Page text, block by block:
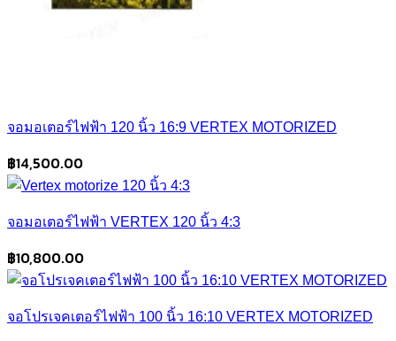
จอมอเตอร์ไฟฟ้า 120 นิ้ว 16:9 VERTEX MOTORIZED
฿14,500.00
จอมอเตอร์ไฟฟ้า VERTEX 120 นิ้ว 4:3
฿10,800.00
จอโปรเจคเตอร์ไฟฟ้า 100 นิ้ว 16:10 VERTEX MOTORIZED